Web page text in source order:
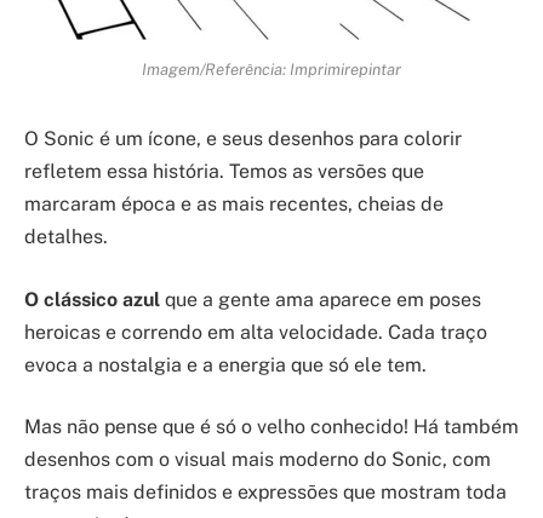
Imagem/Referência: Imprimirepintar
O Sonic é um ícone, e seus desenhos para colorir
refletem essa história. Temos as versões que
marcaram época e as mais recentes, cheias de
detalhes.
O clássico azul que a gente ama aparece em poses
heroicas e correndo em alta velocidade. Cada traço
evoca a nostalgia e a energia que só ele tem.
Mas não pense que é só o velho conhecido! Há também
desenhos com o visual mais moderno do Sonic, com
traços mais definidos e expressões que mostram toda